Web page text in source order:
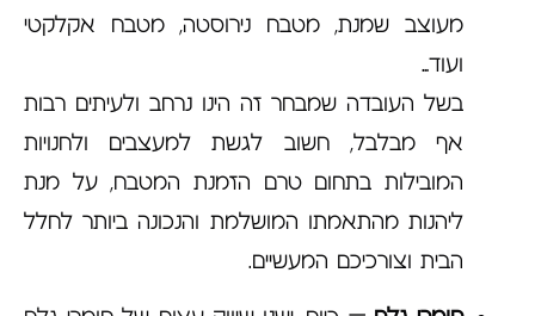
מעוצב שמנת, מטבח נירוסטה, מטבח אקלקטי
ועוד…
בשל העובדה שמבחר זה הינו נרחב ולעיתים רבות
אף מבלבל, חשוב לגשת למעצבים ולחנויות
המובילות בתחום טרם הזמנת המטבח, על מנת
ליהנות מהתאמתו המושלמת והנכונה ביותר לחלל
הבית וצורכיכם המעשיים.